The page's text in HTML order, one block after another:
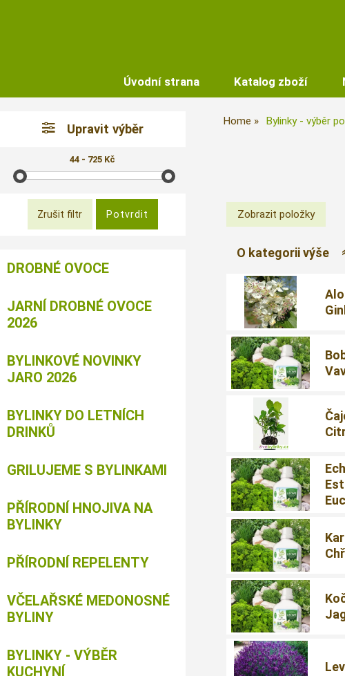
Úvodní strana Katalog zboží
Home Bylinky - výběr
O kategorii výše
Upravit výběr
44 - 725 Kč
DROBNÉ OVOCE
JARNÍ DROBNÉ OVOCE
2026
BYLINKOVÉ NOVINKY
JARO 2026
BYLINKY DO LETNÍCH
DRINKŮ
GRILUJEME S BYLINKAMI
PŘÍRODNÍ HNOJIVA NA
BYLINKY
PŘÍRODNÍ REPELENTY
VČELAŘSKÉ MEDONOSNÉ
BYLINY
BYLINKY - VÝBĚR
KUCHYNÍ